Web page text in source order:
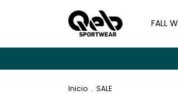
FALL
Inicio . SALE